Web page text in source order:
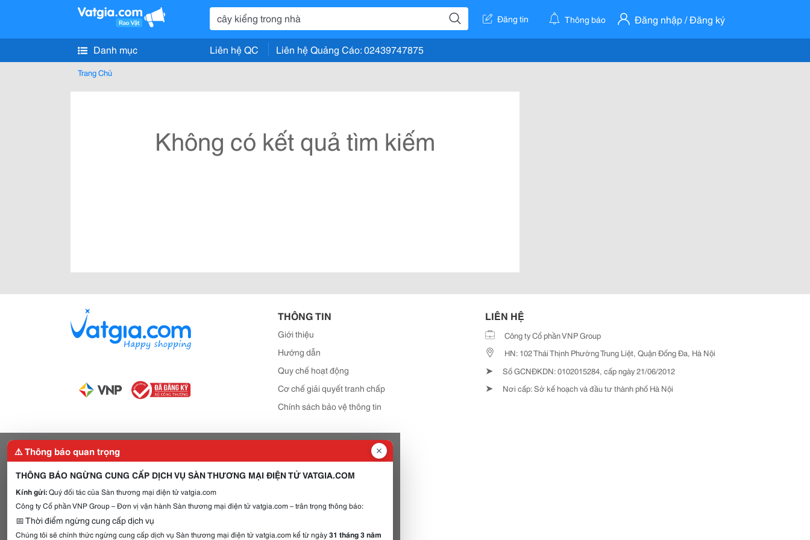
Đăng tin Thông báo Đăng nhập / Đăng ký
Danh mục Liên hệ QC Liên hệ Quảng Cáo: 02439747875
Trang Chủ
Không có kết quả tìm kiếm
THÔNG TIN
Giới thiệu
Hướng dẫn
Quy chế hoạt động
Cơ chế giải quyết tranh chấp
Chính sách bảo vệ thông tin
LIÊN HỆ
Công ty Cổ phần VNP Group
HN: 102 Thái Thịnh Phường Trung Liệt, Quận Đống Đa, Hà Nội
➤ Số GCNĐKDN: 0102015284, cấp ngày 21/06/2012
➤ Nơi cấp: Sở kế hoạch và đầu tư thành phố Hà Nội
⚠️ Thông báo quan trọng
THÔNG BÁO NGỪNG CUNG CẤP DỊCH VỤ SÀN THƯƠNG MẠI ĐIỆN TỬ VATGIA.COM
Kính gửi:Quý đối tác của Sàn thương mại điện tử vatgia.com
Công ty Cổ phần VNP Group – Đơn vị vận hành Sàn thương mại điện tử vatgia.com – trân trọng thông báo:
📅 Thời điểm ngừng cung cấp dịch vụ
Chúng tôi sẽ chính thức ngừng cung cấp dịch vụ Sàn thương mại điện tử vatgia.com kể từ ngày31 tháng 3 năm